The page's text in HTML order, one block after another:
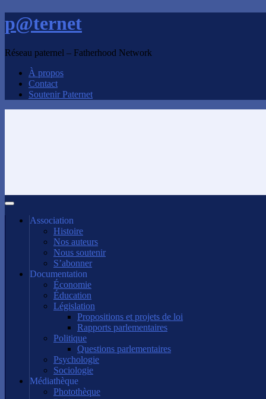
p@ternet
Réseau paternel – Fatherhood Network
À propos
Contact
Soutenir Paternet
Association
Histoire
Nos auteurs
Nous soutenir
S’abonner
Documentation
Économie
Éducation
Législation
Propositions et projets de loi
Rapports parlementaires
Politique
Questions parlementaires
Psychologie
Sociologie
Médiathèque
Photothèque